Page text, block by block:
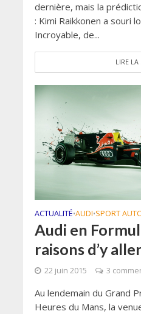
dernière, mais la
: Kimi Raikkonen a souri
Incroyable, de...
LIRE LA
ACTUALITÉ•AUDI•SPORT
Audi en
raisons d’y
22 juin 2015 3
Au lendemain du Grand
Heures du Mans, la